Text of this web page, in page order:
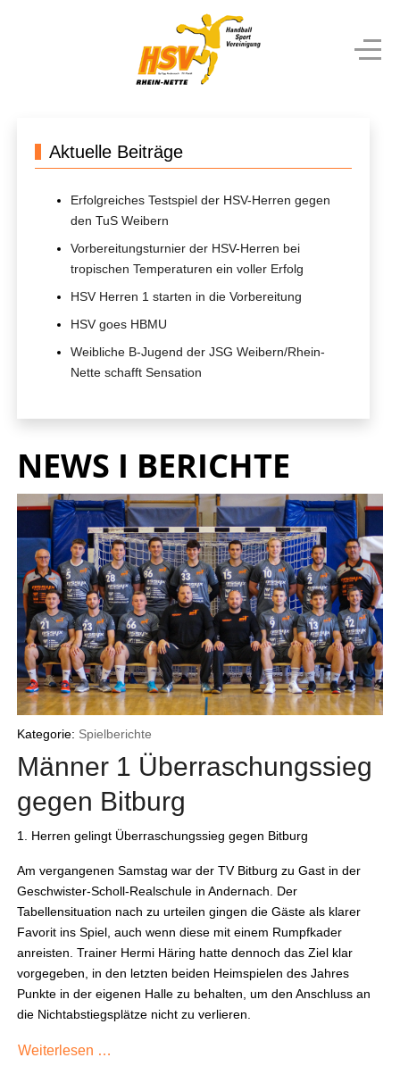
Aktuelle Beiträge
Erfolgreiches Testspiel der HSV-Herren gegen
den TuS Weibern
Vorbereitungsturnier der HSV-Herren bei
tropischen Temperaturen ein voller Erfolg
HSV Herren 1 starten in die Vorbereitung
HSV goes HBMU
Weibliche B-Jugend der JSG Weibern/Rhein-
Nette schafft Sensation
NEWS I BERICHTE
Kategorie: Spielberichte
Männer 1 Überraschungssieg
gegen Bitburg
1. Herren gelingt Überraschungssieg gegen Bitburg
Am vergangenen Samstag war der TV Bitburg zu Gast in der
Geschwister-Scholl-Realschule in Andernach. Der
Tabellensituation nach zu urteilen gingen die Gäste als klarer
Favorit ins Spiel, auch wenn diese mit einem Rumpfkader
anreisten. Trainer Hermi Häring hatte dennoch das Ziel klar
vorgegeben, in den letzten beiden Heimspielen des Jahres
Punkte in der eigenen Halle zu behalten, um den Anschluss an
die Nichtabstiegsplätze nicht zu verlieren.
Weiterlesen …